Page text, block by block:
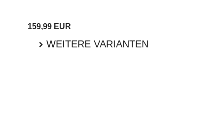
159,99 EUR
WEITERE VARIANTEN